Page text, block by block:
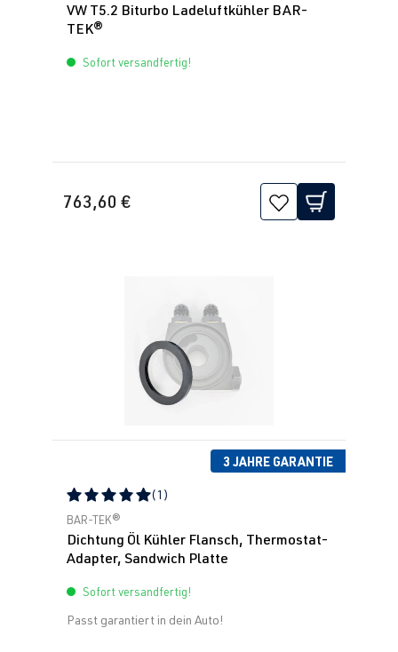
VW T5.2 Biturbo Ladeluftkühler BAR-
TEK®
Sofort versandfertig!
763,60 €
3 JAHRE GARANTIE
Durchschnittliche Bewertung von 5 von 5 Sternen
(1)
BAR-TEK®
Dichtung Öl Kühler Flansch, Thermostat-
Adapter, Sandwich Platte
Sofort versandfertig!
Passt garantiert in dein Auto!